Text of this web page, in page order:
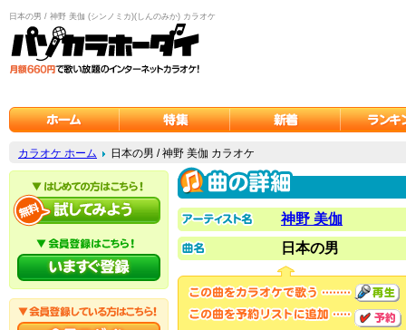
日本の男 / 神野 美伽 (シンノミカ)(しんのみか) カラオケ
カラオケ ホーム 日本の男 / 神野 美伽 カラオケ
神野 美伽
日本の男